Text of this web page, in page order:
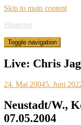
Skip to main content
Hinternet
Toggle navigation
Live: Chris
24. Mai 20045. Juni
Neustadt/W.,
07.05.2004